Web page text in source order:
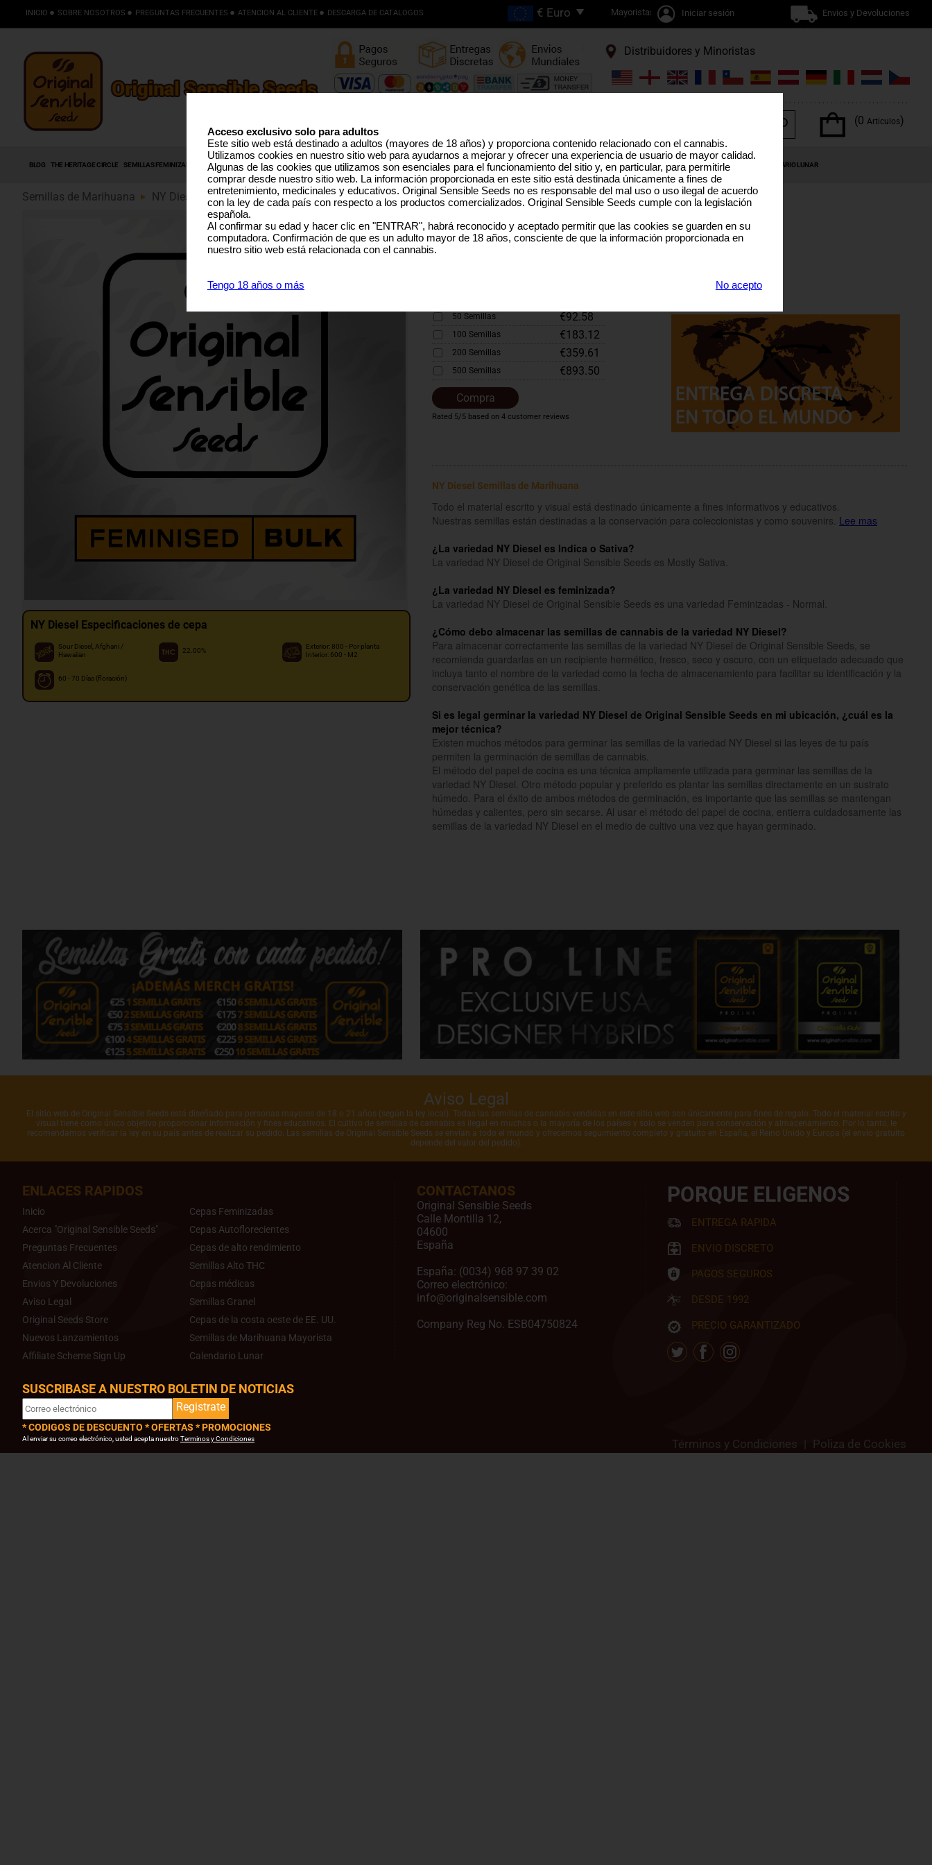
INICIO SOBRE NOSOTROS PREGUNTAS FRECUENTES ATENCION AL CLIENTE DESCARGA DE CATALOGOS Mayoristas Iniciar sesión Envios y Devoluciones
Distribuidores y Minoristas
(0 Articulos)
BLOG THE HERITAGE CIRCLE SEMILLAS FEMINIZADAS SEMILLAS AUTOFLORECIENTES SEMILLAS ALTO THC LÍNEA PRO SEMILLAS MEDICINAL SEMILLAS EEUU SEMILLAS GRANEL TERPENOS DEL CANNABIS OFERTAS ESPECIALES CALENDARIO LUNAR
Semillas de Marihuana NY Diesel (89)
NY Diesel Especificaciones de cepa
Sour Diesel, Afghani /
Hawaiian
22.00%
Exterior: 800 - Por planta
Interior: 600 - M2
60 - 70 Días (floración)
NY Diesel
Sour Dieselx Afghani / Hawaiian
50 Semillas €92.58
100 Semillas €183.12
200 Semillas €359.61
500 Semillas €893.50
Compra
Rated 5/5 based on 4 customer reviews
NY Diesel Semillas de Marihuana
Todo el material escrito y visual está destinado únicamente a fines informativos y educativos.
Nuestras semillas están destinadas a la conservación para coleccionistas y como souvenirs. Lee mas
¿La variedad NY Diesel es Indica o Sativa?
La variedad NY Diesel de Original Sensible Seeds es Mostly Sativa.
¿La variedad NY Diesel es feminizada?
La variedad NY Diesel de Original Sensible Seeds es una variedad Feminizadas - Normal.
¿Cómo debo almacenar las semillas de cannabis de la variedad NY Diesel?
Para almacenar correctamente las semillas de la variedad NY Diesel de Original Sensible Seeds, se
recomienda guardarlas en un recipiente hermético, fresco, seco y oscuro, con un etiquetado adecuado que
incluya tanto el nombre de la variedad como la fecha de almacenamiento para facilitar su identificación y la
conservación genética de las semillas.
Si es legal germinar la variedad NY Diesel de Original Sensible Seeds en mi ubicación, ¿cuál es la
mejor técnica?
Existen muchos métodos para germinar las semillas de la variedad NY Diesel si las leyes de tu país
permiten la germinación de semillas de cannabis.
El método del papel de cocina es una técnica ampliamente utilizada para germinar las semillas de la
variedad NY Diesel. Otro método popular y preferido es plantar las semillas directamente en un sustrato
húmedo. Para el éxito de ambos métodos de germinación, es importante que las semillas se mantengan
húmedas y calientes, pero sin secarse. Al usar el método del papel de cocina, entierra cuidadosamente las
semillas de la variedad NY Diesel en el medio de cultivo una vez que hayan germinado.
Aviso Legal
El sitio web de Original Sensible Seeds está diseñado para personas mayores de 18 o 21 años (según la ley local). Todas las semillas de cannabis vendidas en este sitio web son únicamente para fines de regalo. Todo el material escrito y
visual tiene como único objetivo proporcionar información y fines educativos. El cultivo de semillas de cannabis es ilegal en muchos o la mayoría de los países y solo se venden para conservación y almacenamiento. Por lo tanto, le
recomendamos verificar la ley en su país antes de realizar su pedido. Las semillas de Original Sensible Seeds se envían a todo el mundo y ofrecemos seguimiento completo y gratuito en España, el Reino Unido y Europa (el envío gratuito
depende del valor del pedido).
ENLACES RAPIDOS
Inicio
Acerca "Original Sensible Seeds"
Preguntas Frecuentes
Atencion Al Cliente
Envios Y Devoluciones
Aviso Legal
Original Seeds Store
Nuevos Lanzamientos
Affiliate Scheme Sign Up
Cepas Feminizadas
Cepas Autoflorecientes
Cepas de alto rendimiento
Semillas Alto THC
Cepas médicas
Semillas Granel
Cepas de la costa oeste de EE. UU.
Semillas de Marihuana Mayorista
Calendario Lunar
CONTACTANOS
Original Sensible Seeds
Calle Montilla 12,
04600
España
España: (0034) 968 97 39 02
Correo electrónico:
info@originalsensible.com
Company Reg No. ESB04750824
PORQUE ELIGENOS
ENTREGA RAPIDA
ENVIO DISCRETO
PAGOS SEGUROS
DESDE 1992
PRECIO GARANTIZADO
SUSCRIBASE A NUESTRO BOLETIN DE NOTICIAS
Registrate
* CODIGOS DE DESCUENTO * OFERTAS * PROMOCIONES
Al enviar su correo electrónico, usted acepta nuestroTerminos y Condiciones Términos y Condiciones Poliza de Cookies
Acceso exclusivo solo para adultos
Este sitio web está destinado a adultos (mayores de 18 años) y proporciona contenido relacionado con el cannabis.
Utilizamos cookies en nuestro sitio web para ayudarnos a mejorar y ofrecer una experiencia de usuario de mayor calidad.
Algunas de las cookies que utilizamos son esenciales para el funcionamiento del sitio y, en particular, para permitirle
comprar desde nuestro sitio web. La información proporcionada en este sitio está destinada únicamente a fines de
entretenimiento, medicinales y educativos. Original Sensible Seeds no es responsable del mal uso o uso ilegal de acuerdo
con la ley de cada país con respecto a los productos comercializados. Original Sensible Seeds cumple con la legislación
española.
Al confirmar su edad y hacer clic en "ENTRAR", habrá reconocido y aceptado permitir que las cookies se guarden en su
computadora. Confirmación de que es un adulto mayor de 18 años, consciente de que la información proporcionada en
nuestro sitio web está relacionada con el cannabis.
Tengo 18 años o más No acepto